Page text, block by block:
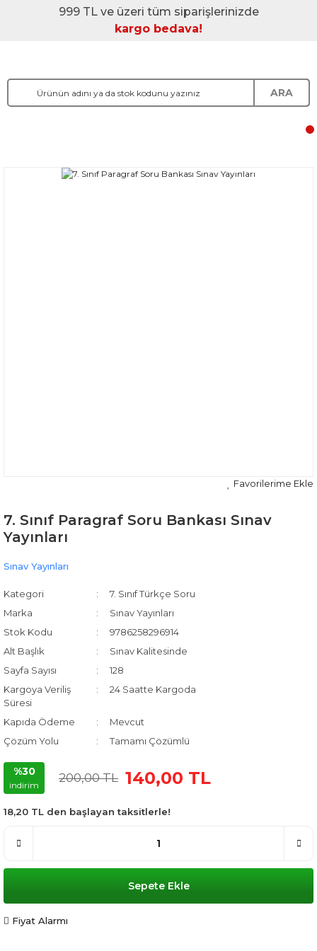
999 TL ve üzeri tüm siparişlerinizde
kargo bedava!
ARA
7. Sınıf Paragraf Soru Bankası Sınav
Yayınları
Sınav Yayınları
Kategori
7. Sınıf Türkçe Soru
Marka
Sınav Yayınları
Stok Kodu
9786258296914
Alt Başlık
Sınav Kalitesinde
Sayfa Sayısı
128
Kargoya Veriliş
Süresi
24 Saatte Kargoda
Kapıda Ödeme
Mevcut
Çözüm Yolu
Tamamı Çözümlü
%30
indirim
200,00 TL 140,00 TL
18,20 TL den başlayan taksitlerle!
Sepete Ekle
Fiyat Alarmı